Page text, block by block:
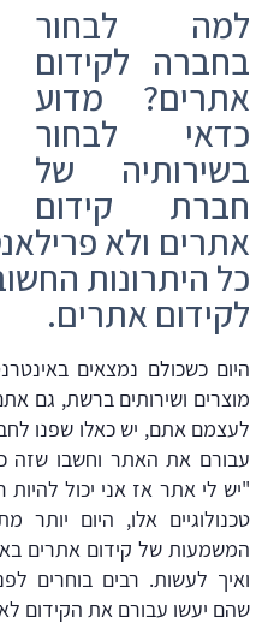
למה לבחור
בחברה לקידום
אתרים? מדוע
כדאי לבחור
בשירותיה של
חברת קידום
אתרים ולא
כל היתרונות
לקידום אתרים.
היום כשכולם נמצאים
מוצרים ושירותים ברשת, גם
לעצמם אתם, יש כאלו שפנו
עבורם את האתר וחשבו שזה
"יש לי אתר אז אני יכול
טכנולוגיים אלו, היום
המשמעות של קידום אתרים
ואיך לעשות. רבים בוחרים
שהם יעשו עבורם את הקידום